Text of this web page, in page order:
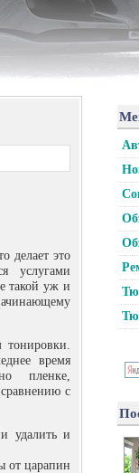
делает это
услугами
такой уж и
тонировки.
время
пленке,
с
удалить и
от царапин